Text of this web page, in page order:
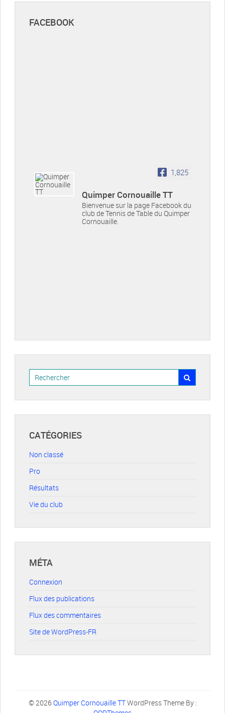
FACEBOOK
1,825
Quimper Cornouaille TT
Bienvenue sur la page Facebook du
club de Tennis de Table du Quimper
Cornouaille.
CATÉGORIES
Non classé
Pro
Résultats
Vie du club
MÉTA
Connexion
Flux des publications
Flux des commentaires
Site de WordPress-FR
© 2026Quimper Cornouaille TTWordPress Theme By :